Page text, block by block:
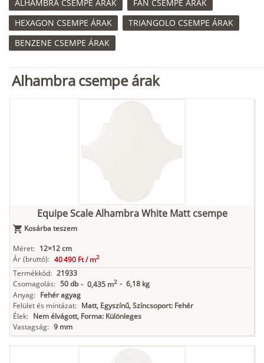
ALHAMBRA CSEMPE ÁRAK
FAN CSEMPE ÁRAK
HEXAGON CSEMPE ÁRAK
TRIANGOLO CSEMPE ÁRAK
BENZENE CSEMPE ÁRAK
Alhambra csempe árak
Equipe Scale Alhambra White Matt csempe
Kosárba teszem
Méret: 12×12 cm
Ár (bruttó): 40 490 Ft /m2
Termékkód: 21933
Csomagolás: 50 db - 0,435 m2 - 6,18 kg
Anyag: Fehér agyag
Felület és mintázat: Matt, Egyszínű, Színcsoport: Fehér
Élek: Nem élvágott, Forma: Különleges
Vastagság: 9 mm